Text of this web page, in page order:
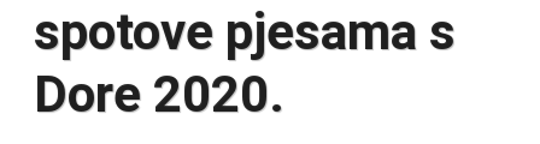
spotove pjesama s
Dore 2020.